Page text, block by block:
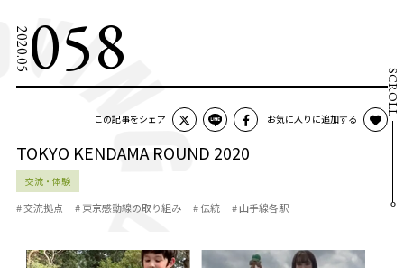
2020.05058
この記事をシェア お気に入りに追加する
TOKYO KENDAMA ROUND 2020
交流・体験
# 交流拠点 # 東京感動線の取り組み # 伝統 # 山手線各駅
SCROLL